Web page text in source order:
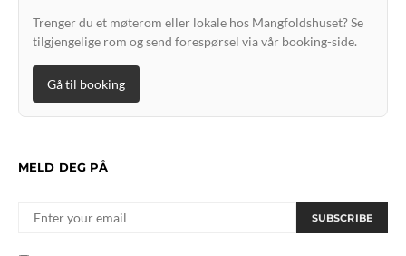
Trenger du et møterom eller lokale hos Mangfoldshuset? Se
tilgjengelige rom og send forespørsel via vår booking-side.
Gå til booking
MELD DEG PÅ
SUBSCRIBE